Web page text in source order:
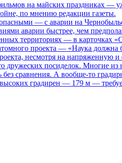
на майских праздниках —
по мнению редакции газеты.
— с аварии на
аварии быстрее, чем
территориях — в карточках
проекта — «Наука должна
несмотря на напряженную
дружеских посиделок. Многие
сравнения. А вообще-то
градирен — 179 м —